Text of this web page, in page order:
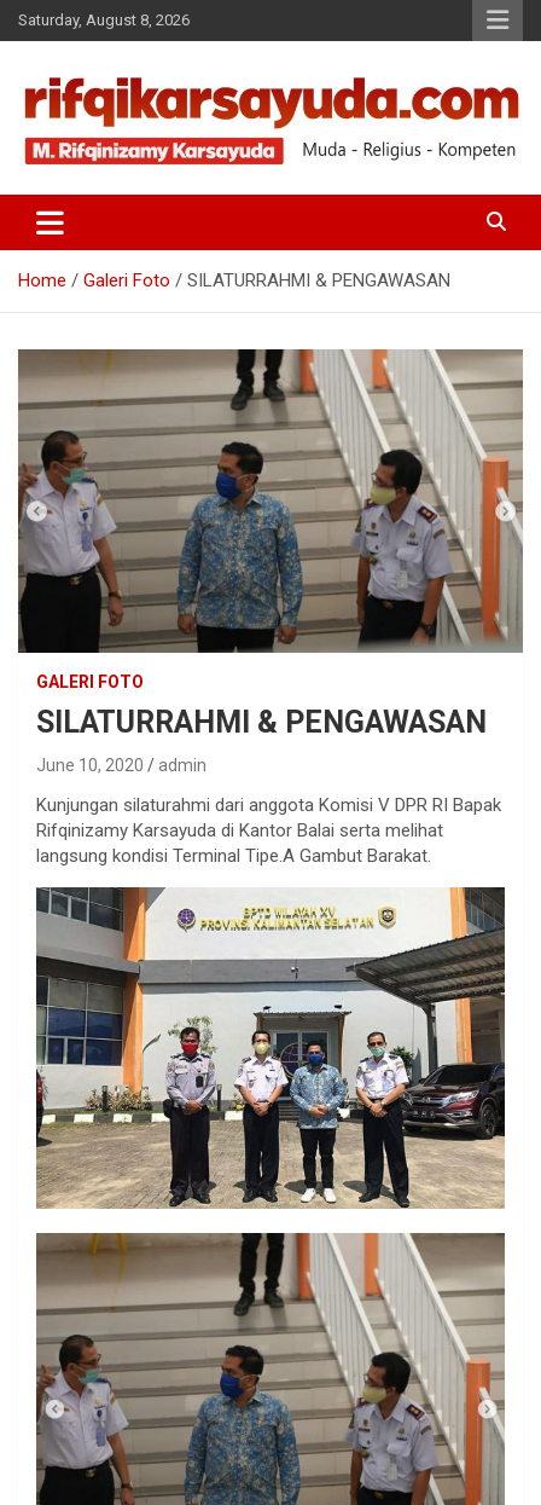
Saturday, August 8, 2026
RIFQI KARSAYUDA
Home Galeri Foto SILATURRAHMI & PENGAWASAN
GALERI FOTO
SILATURRAHMI & PENGAWASAN
June 10, 2020 admin
Kunjungan silaturahmi dari anggota Komisi V DPR RI Bapak
Rifqinizamy Karsayuda di Kantor Balai serta melihat
langsung kondisi Terminal Tipe.A Gambut Barakat.